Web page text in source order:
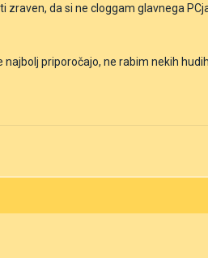
zraven, da si ne cloggam glavnega
priporočajo, ne rabim nekih